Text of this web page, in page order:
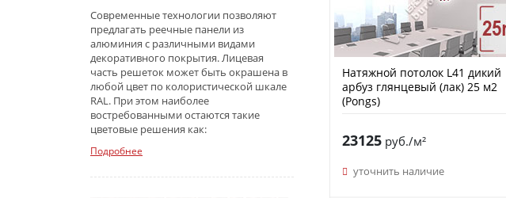
Современные технологии позволяют
предлагать реечные панели из
алюминия с различными видами
декоративного покрытия. Лицевая
часть решеток может быть окрашена в
любой цвет по колористической шкале
RAL. При этом наиболее
востребованными остаются такие
цветовые решения как:
Подробнее
Натяжной потолок L41 дикий
арбуз глянцевый (лак) 25 м2
(Pongs)
23125руб./м²
уточнить наличие